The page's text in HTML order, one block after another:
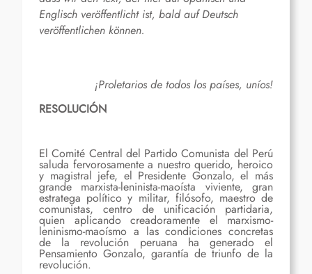
Englisch veröffentlicht ist, bald auf Deutsch
veröffentlichen können.
¡Proletarios de todos los países, uníos!
RESOLUCIÓN
El Comité Central del Partido Comunista del Perú
saluda fervorosamente a nuestro querido, heroico
y magistral jefe, el Presidente Gonzalo, el más
grande marxista-leninista-maoísta viviente, gran
estratega político y militar, filósofo, maestro de
comunistas, centro de unificación partidaria,
quien aplicando creadoramente el marxismo-
leninismo-maoísmo a las condiciones concretas
de la revolución peruana ha generado el
Pensamiento Gonzalo, garantía de triunfo de la
revolución.